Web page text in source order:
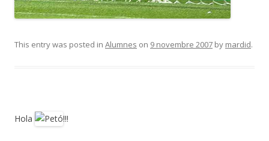
This entry was posted in Alumnes on 9 novembre 2007 by mardid.
Hola !!!